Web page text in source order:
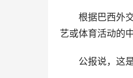
根据巴西外交
艺或体育活动的
公报说，这是